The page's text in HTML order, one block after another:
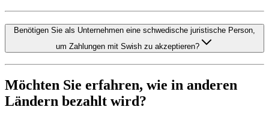
Benötigen Sie als Unternehmen eine schwedische juristische Person,
um Zahlungen mit Swish zu akzeptieren?
Möchten Sie erfahren, wie in anderen
Ländern bezahlt wird?